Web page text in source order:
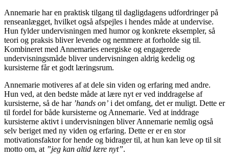
Annemarie har en praktisk tilgang til dagligdagens udfordringer på
renseanlægget, hvilket også afspejles i hendes måde at undervise.
Hun fylder undervisningen med humor og konkrete eksempler, så
teori og praksis bliver levende og nemmere at forholde sig til.
Kombineret med Annemaries energiske og engagerede
undervisningsmåde bliver undervisningen aldrig kedelig og
kursisterne får et godt læringsrum.
Annemarie motiveres af at dele sin viden og erfaring med andre.
Hun ved, at den bedste måde at lære nyt er ved inddragelse af
kursisterne, så de har ’hands on’ i det omfang, det er muligt. Dette er
til fordel for både kursisterne og Annemarie. Ved at inddrage
kursisterne aktivt i undervisningen bliver Annemarie nemlig også
selv beriget med ny viden og erfaring. Dette er er en stor
motivationsfaktor for hende og bidrager til, at hun kan leve op til sit
motto om, at ”jeg kan altid lære nyt”.